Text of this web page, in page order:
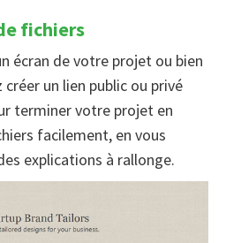
fichiers
écran de votre projet ou bien
un lien public ou privé
terminer votre projet en
facilement, en vous
explications à rallonge.